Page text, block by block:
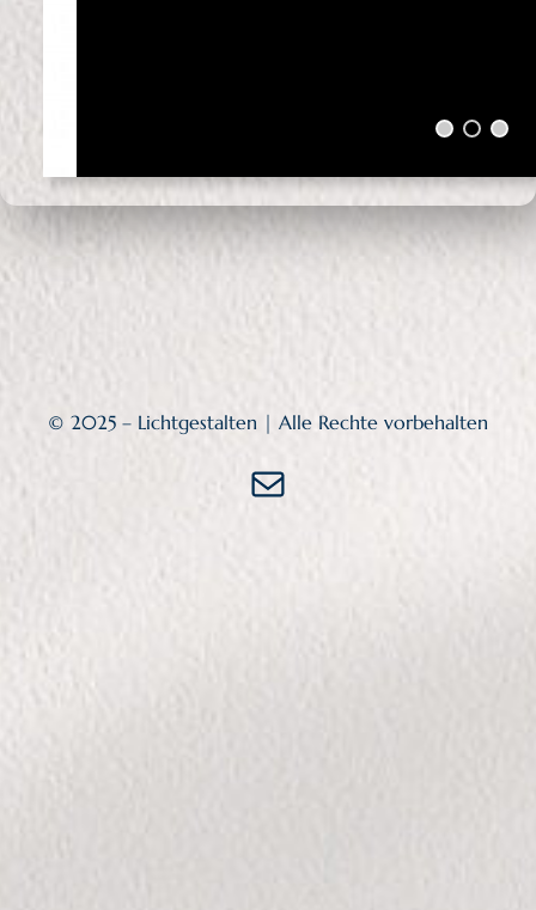
© 2025 – Lichtgestalten | Alle Rechte vorbehalten
E-Mail